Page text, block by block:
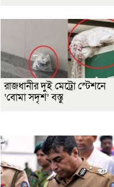
রাজধানীর দুই মেট্রো স্টেশনে
‘বোমা সদৃশ’ বস্তু